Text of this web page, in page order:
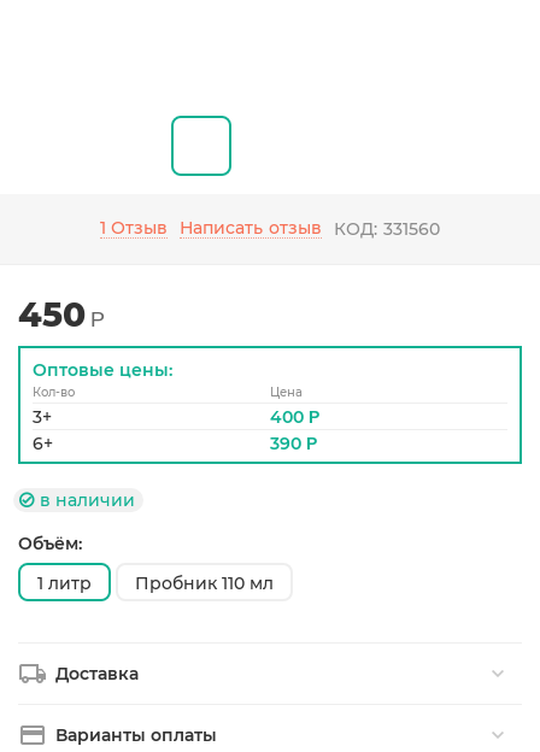
1 Отзыв Написать отзыв КОД: 331560
450 Р
Оптовые цены:
Кол-во
3+
6+
Цена
400 Р
390 Р
в наличии
Объём:
1 литр
Пробник 110 мл
Доставка
Варианты оплаты